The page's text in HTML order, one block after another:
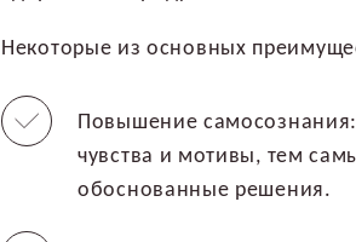
Некоторые из основных
Повышение
чувства и мотивы, тем
обоснованные решения.